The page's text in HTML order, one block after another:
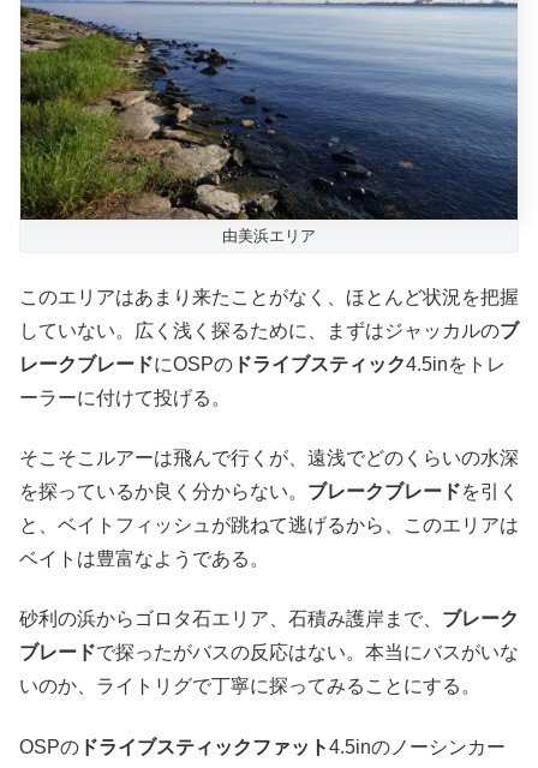
由美浜エリア
このエリアはあまり来たことがなく、ほとんど状況を把握
していない。広く浅く探るために、まずはジャッカルのブ
レークブレードにOSPの ドライブスティック4.5inをトレ
ーラーに付けて投げる。
そこそこルアーは飛んで行くが、遠浅でどのくらいの水深
を探っているか良く分からない。 ブレークブレードを引く
と、ベイトフィッシュが跳ねて逃げるから、このエリアは
ベイトは豊富なようである。
砂利の浜からゴロタ石エリア、石積み護岸まで、 ブレーク
ブレードで探ったがバスの反応はない。本当にバスがいな
いのか、ライトリグで丁寧に探ってみることにする。
OSPの ドライブスティックファット4.5inのノーシンカー